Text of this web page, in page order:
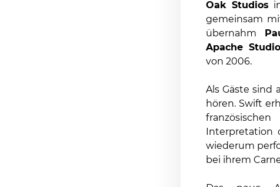
Oak Studios
gemeinsam
übernahm
Apache
von 2006.
Als Gäste sind
hören. Swift
Interpretation
wiederum
bei ihrem